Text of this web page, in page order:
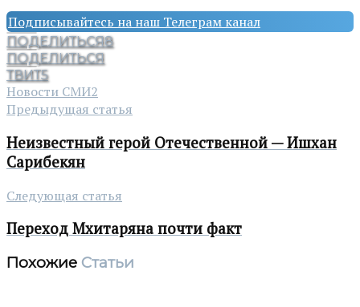
Подписывайтесь на наш Телеграм канал
ПОДЕЛИТЬСЯ8
ПОДЕЛИТЬСЯ
ТВИТ5
Новости СМИ2
Предыдущая статья
Неизвестный герой Отечественной — Ишхан
Сарибекян
Следующая статья
Переход Мхитаряна почти факт
Похожие Статьи